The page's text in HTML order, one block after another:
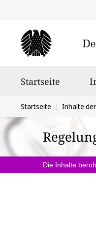
Startseite
Sie
befinden
sich
hier:
Startseite Inhalte
Die Inhalte